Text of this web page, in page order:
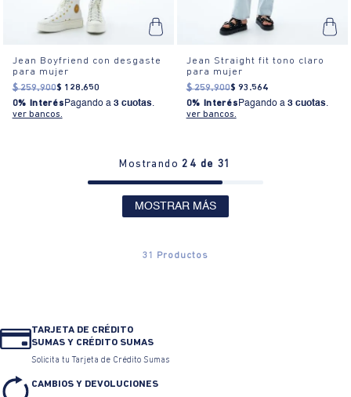
Jean Boyfriend con desgaste
para mujer
$ 259.900$ 128.650
0% Interés Pagando a 3 cuotas.
ver bancos.
Jean Straight fit tono claro
para mujer
$ 259.900$ 93 .564
0% Interés Pagando a 3 cuotas.
ver bancos.
Mostrando24 de 31
MOSTRAR MÁS
31 Productos
TARJETA DE CRÉDITO
SUMAS Y CRÉDITO SUMAS
Solicita tu Tarjeta de Crédito Sumas
CAMBIOS Y DEVOLUCIONES